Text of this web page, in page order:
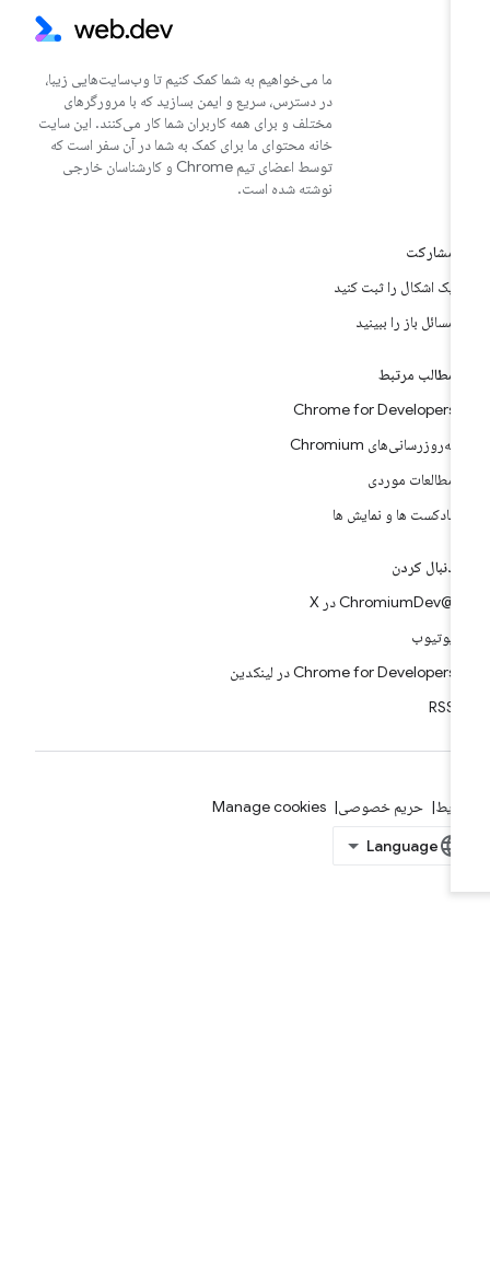
ما می‌خواهیم به شما کمک کنیم تا وب‌سایت‌هایی زیبا،
در دسترس، سریع و ایمن بسازید که با مرورگرهای
مختلف و برای همه کاربران شما کار می‌کنند. این سایت
خانه محتوای ما برای کمک به شما در آن سفر است که
توسط اعضای تیم Chrome و کارشناسان خارجی
نوشته شده است.
مشارکت
یک اشکال را ثبت کنید
مسائل باز را ببینید
مطالب مرتبط
Chrome for Developers
به‌روزرسانی‌های Chromium
مطالعات موردی
پادکست ها و نمایش ها
دنبال کردن
یوتیوب
Chrome for Developers در لینکدین
حریم خصوصی Manage cookies